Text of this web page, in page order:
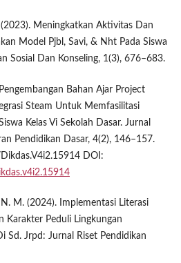
(2023). Meningkatkan Aktivitas Dan
Model Pjbl, Savi, & Nht Pada Siswa
Sosial Dan Konseling, 1(3), 676–683.
Bahan Ajar Project
Steam Untuk Memfasilitasi
Kelas Vi Sekolah Dasar. Jurnal
Pendidikan Dasar, 4(2), 146–157.
DOI:
M. (2024). Implementasi Literasi
Karakter Peduli Lingkungan
Sd. Jrpd: Jurnal Riset Pendidikan